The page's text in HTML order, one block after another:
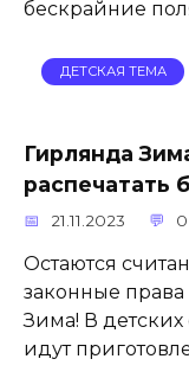
бескрайние
ДЕТСКАЯ ТЕМА
Гирлянда
распечатать
21.11.2023 0
Остаются
законные
Зима! В
идут